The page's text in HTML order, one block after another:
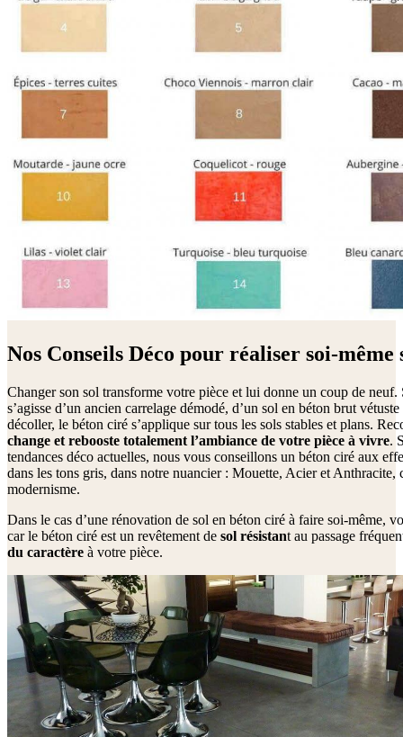
Nos Conseils Déco pour réaliser soi-même
Changer son sol transforme votre pièce et lui donne un coup de
s’agisse d’un ancien carrelage démodé, d’un sol en béton brut
décoller, le béton ciré s’applique sur tous les sols stables et plans.
change et rebooste totalement l’ambiance de votre pièce à vivre.
tendances déco actuelles, nous vous conseillons un béton ciré aux
dans les tons gris, dans notre nuancier : Mouette, Acier et Anthracite,
modernisme.
Dans le cas d’une rénovation de sol en béton ciré à faire soi-même,
car le béton ciré est un revêtement de sol résistant au passage
du caractère à votre pièce.